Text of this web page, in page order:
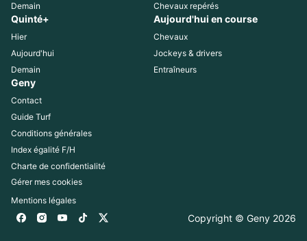
Demain
Chevaux repérés
Quinté+
Hier
Aujourd'hui
Demain
Aujourd'hui en course
Chevaux
Jockeys & drivers
Entraîneurs
Geny
Contact
Guide Turf
Conditions générales
Index égalité F/H
Charte de confidentialité
Gérer mes cookies
Mentions légales
Copyright © Geny 2026